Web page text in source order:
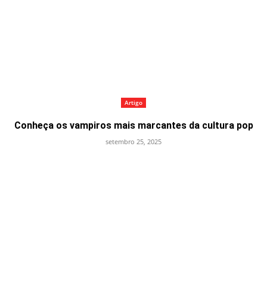
Artigo
Conheça os vampiros mais marcantes da cultura pop
setembro 25, 2025